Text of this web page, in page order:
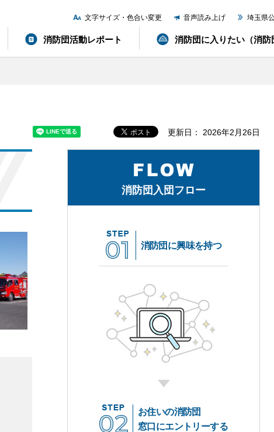
文字サイズ・色合い変更 音声読み上げ 埼玉県
消防団活動レポート 消防団に入りたい（消防
更新日： 2026年2月26日
消防団入団フロー
消防団に興味を持つ
お住いの消防団
窓口にエントリーする